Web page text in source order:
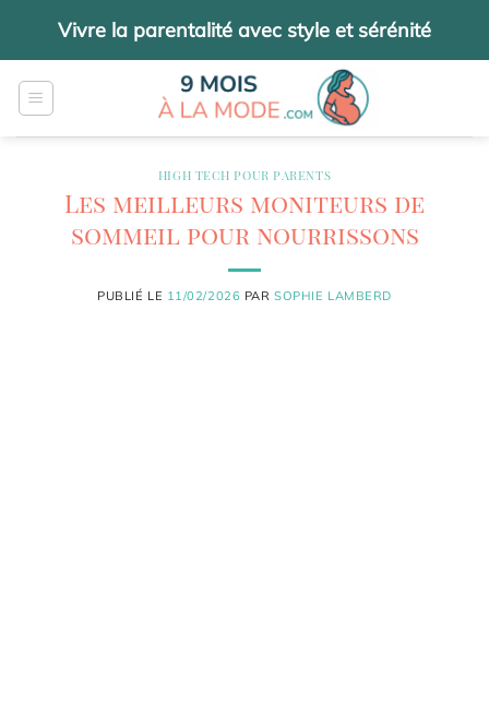
contenu
Vivre la parentalité avec style et sérénité
HIGH TECH POUR PARENTS
Les meilleurs moniteurs de
sommeil pour nourrissons
PUBLIÉ LE 11/02/2026 PARSOPHIE LAMBERD